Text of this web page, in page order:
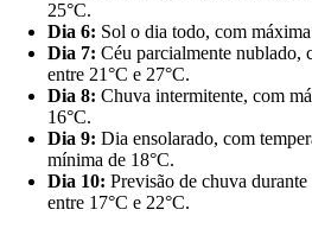
25°C.
Dia 6: Sol o dia todo, com
Dia 7: Céu parcialmente nublado,
entre 21°C e 27°C.
Dia 8: Chuva intermitente, com
16°C.
Dia 9: Dia ensolarado, com
mínima de 18°C.
Dia 10: Previsão de chuva
entre 17°C e 22°C.